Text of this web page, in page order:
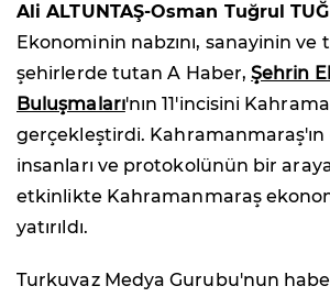
Ali ALTUNTAŞ-Osman Tuğrul
Ekonominin nabzını, sanayinin
şehirlerde tutan A Haber,Şehrin
Buluşmaları'nın 11'incisini
gerçekleştirdi. Kahramanmaraş'ın
insanları ve protokolünün bir
etkinlikte Kahramanmaraş
yatırıldı.
Turkuvaz Medya Gurubu'nun